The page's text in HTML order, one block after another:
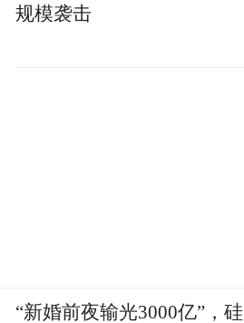
规模袭击
“新婚前夜输光3000亿”，硅